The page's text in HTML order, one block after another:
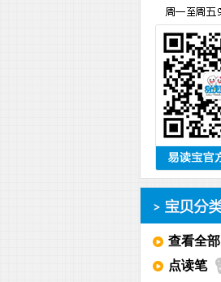
查看全部
点读笔